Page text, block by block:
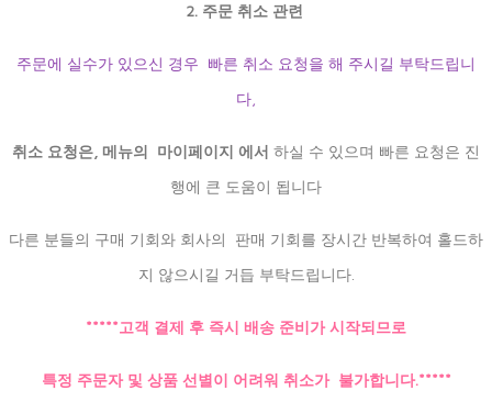
2. 주문 취소 관련
주문에 실수가 있으신 경우 빠른 취소 요청을 해 주시길 부탁드립니
다,
취소 요청은, 메뉴의 마이페이지 에서 하실 수 있으며 빠른 요청은 진
행에 큰 도움이 됩니다
다른 분들의 구매 기회와 회사의 판매 기회를 장시간 반복하여 홀드하
지 않으시길 거듭 부탁드립니다.
*****고객 결제 후 즉시 배송 준비가 시작되므로
특정 주문자 및 상품 선별이 어려워 취소가 불가합니다.*****